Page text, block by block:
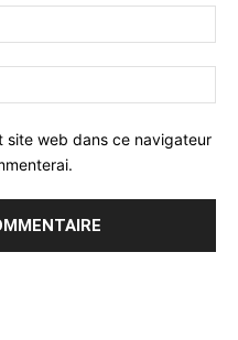
site web dans ce navigateur